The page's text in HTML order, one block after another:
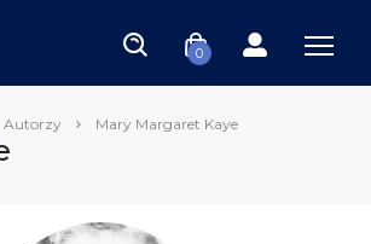
0
Autorzy Mary Margaret Kaye